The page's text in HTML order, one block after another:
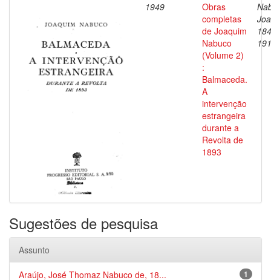
1949
Obras
completas
de Joaquim
Nabuco
(Volume 2)
:
Balmaceda.
A
intervenção
estrangeira
durante a
Revolta de
1893
Sugestões de pesquisa
Assunto
1
Araújo, José Thomaz Nabuco de, 18...